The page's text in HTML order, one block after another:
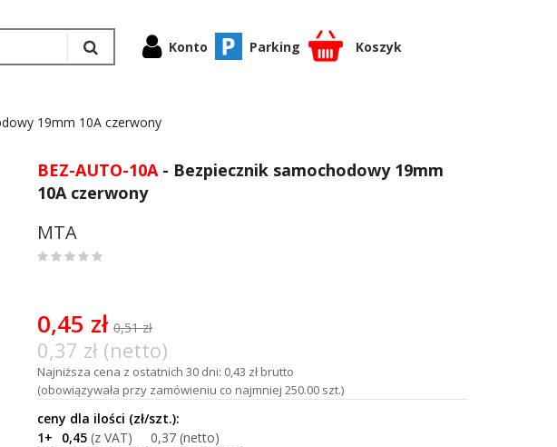
Konto Parking Koszyk
19mm 10A czerwony
BEZ-AUTO-10A- Bezpiecznik samochodowy 19mm
10A czerwony
MTA
0,45 zł 0,51 zł
0,37 zł (netto)
Najniższa cena z ostatnich 30 dni: 0,43 zł brutto
(obowiązywała przy zamówieniu co najmniej 250.00 szt.)
1+ 0,45
0,37